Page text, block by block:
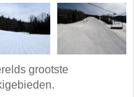
grootste